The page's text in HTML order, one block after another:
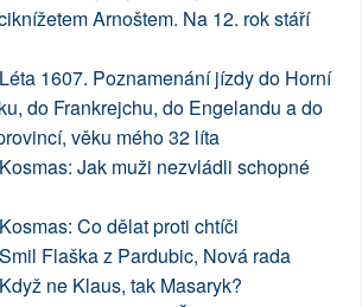
Arnoštem. Na 12. rok stáří
Léta 1607. Poznamenání jízdy do Horní
do Frankrejchu, do Engelandu a do
věku mého 32 líta
Kosmas: Jak muži nezvládli schopné
Co dělat proti chtíči
Smil Flaška z Pardubic, Nová rada
ne Klaus, tak Masaryk?